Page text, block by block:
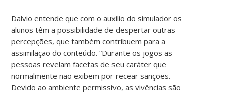
Dalvio entende que com o auxílio do simulador os
alunos têm a possibilidade de despertar outras
percepções, que também contribuem para a
assimilação do conteúdo. “Durante os jogos as
pessoas revelam facetas de seu caráter que
normalmente não exibem por recear sanções.
Devido ao ambiente permissivo, as vivências são